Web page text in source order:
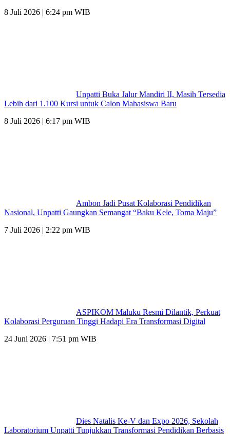
8 Juli 2026 | 6:24 pm WIB
Unpatti Buka Jalur Mandiri II, Masih Tersedia
Lebih dari 1.100 Kursi untuk Calon Mahasiswa Baru
8 Juli 2026 | 6:17 pm WIB
Ambon Jadi Pusat Kolaborasi Pendidikan
Nasional, Unpatti Gaungkan Semangat “Baku Kele, Toma Maju”
7 Juli 2026 | 2:22 pm WIB
ASPIKOM Maluku Resmi Dilantik, Perkuat
Kolaborasi Perguruan Tinggi Hadapi Era Transformasi Digital
24 Juni 2026 | 7:51 pm WIB
Dies Natalis Ke-V dan Expo 2026, Sekolah
Laboratorium Unpatti Tunjukkan Transformasi Pendidikan Berbasis